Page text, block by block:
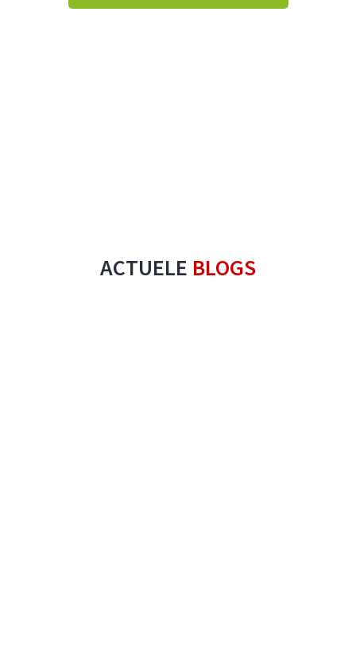
ACTUELE BLOGS